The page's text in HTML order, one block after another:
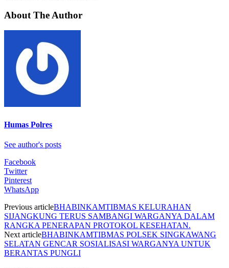
About The Author
Humas Polres
See author's posts
Facebook
Twitter
Pinterest
WhatsApp
Previous articleBHABINKAMTIBMAS KELURAHAN
SIJANGKUNG TERUS SAMBANGI WARGANYA DALAM
RANGKA PENERAPAN PROTOKOL KESEHATAN.
Next articleBHABINKAMTIBMAS POLSEK SINGKAWANG
SELATAN GENCAR SOSIALISASI WARGANYA UNTUK
BERANTAS PUNGLI